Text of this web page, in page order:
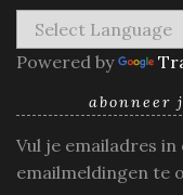
Powered by
abonneer
Vul je emailadres
emailmeldingen te